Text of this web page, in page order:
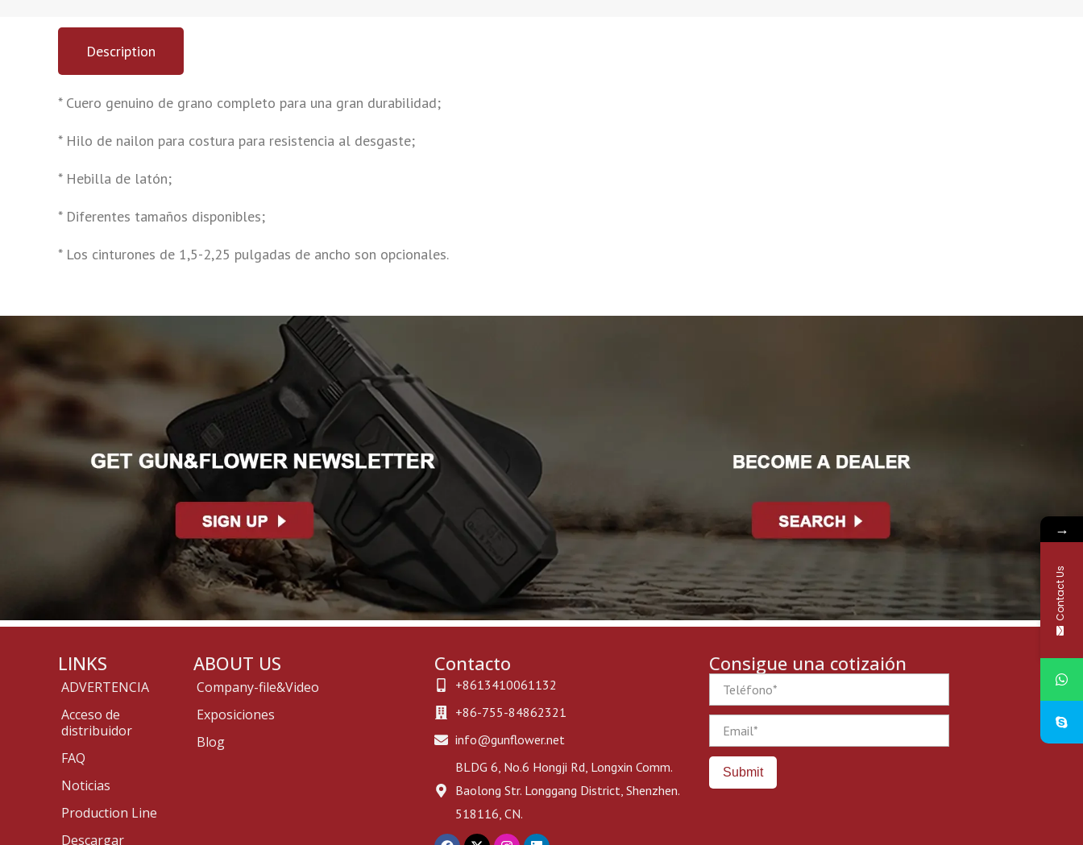
Description
* Cuero genuino de grano completo para una gran durabilidad;
* Hilo de nailon para costura para resistencia al desgaste;
* Hebilla de latón;
* Diferentes tamaños disponibles;
* Los cinturones de 1,5-2,25 pulgadas de ancho son opcionales.
LINKS
ADVERTENCIA
Acceso de
distribuidor
FAQ
Noticias
Production Line
Descargar
ABOUT US
Company-file&Video
Exposiciones
Blog
Contacto
+8613410061132
+86-755-84862321
info@gunflower.net
BLDG 6, No.6 Hongji Rd, Longxin Comm.
Baolong Str. Longgang District, Shenzhen.
518116, CN.
F
X
I
L
Consigue una cotizaión
Submit
→
Contact Us